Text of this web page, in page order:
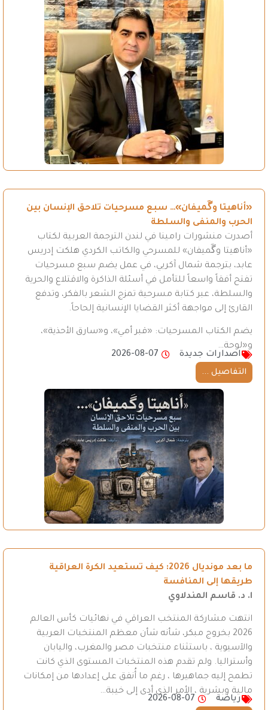
«أناهيتا وگَميفان»… سبع مسرحيات تلاحق الإنسان بين
الحرب والمنفى والسلطة
أصدرت منشورات رامينا في لندن الترجمة العربية لكتاب
«أناهيتا وگَميفان» للمسرحي والكاتب الكردي هلكت إدريس
عابد، بترجمة شمال آكريي، في عمل يضم سبع مسرحيات
تفتح أفقاً واسعاً للتأمل في أسئلة الذاكرة والاقتلاع والحرية
والسلطة، عبر كتابة مسرحية تمزج الشعر بالفكر، وتدفع
القارئ إلى مواجهة أكثر القضايا الإنسانية إلحاحاً.
يضم الكتاب المسرحيات: «قبر أمي»، و«سارق الأحذية»،
و«لوحة…
اصدارات جديدة
2026-08-07
التفاصيل ...
ما بعد مونديال 2026: كيف تستعيد الكرة العراقية
طريقها إلى المنافسة
ا. د. قاسم المندلاوي
انتهت مشاركة المنتخب العراقي في نهائيات كأس العالم
2026 بخروج مبكر، شأنه شأن معظم المنتخبات العربية
والآسيوية ، باستثناء منتخبات مصر والمغرب، واليابان
وأستراليا. ولم تقدم هذه المنتخبات المستوى الذي كانت
تطمح إليه جماهيرها ، رغم ما أُنفق على إعدادها من إمكانات
مالية وبشرية ، الأمر الذي أدى إلى خيبة…
رياضة
2026-08-07